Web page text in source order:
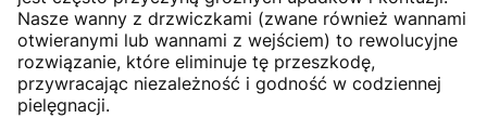
Nasze wanny z drzwiczkami (zwane również wannami
otwieranymi lub wannami z wejściem) to rewolucyjne
rozwiązanie, które eliminuje tę przeszkodę,
przywracając niezależność i godność w codziennej
pielęgnacji.